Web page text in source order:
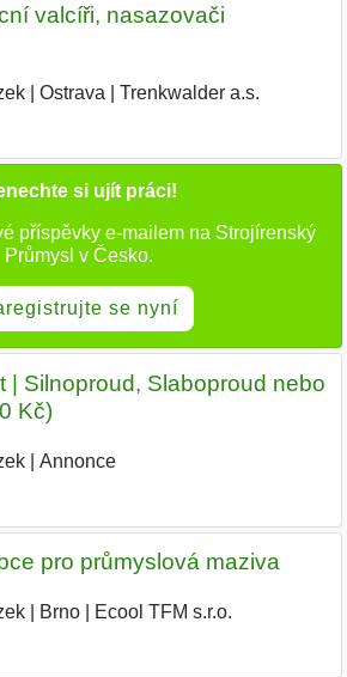
valcíři, nasazovači
| Ostrava Trenkwalder a.s.
si ujít práci!
příspěvky e-mailem na Strojírenský
Průmysl v Česko.
se nyní
| Silnoproud, Slaboproud nebo
Kč)
| Annonce
pro průmyslová maziva
| Brno| Ecool TFM s.r.o.